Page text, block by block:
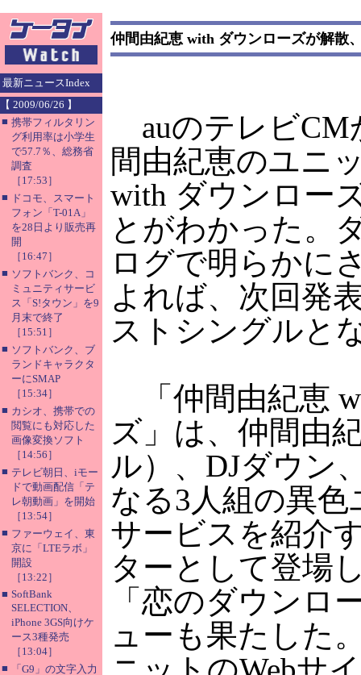
最新ニュースIndex
【 2009/06/26 】
■ 携帯フィルタリン
グ利用率は小学生
で57.7％、総務省
調査
［17:53］
■ ドコモ、スマート
フォン「T-01A」
を28日より販売再
開
［16:47］
■ ソフトバンク、コ
ミュニティサービ
ス「S!タウン」を9
月末で終了
［15:51］
■ ソフトバンク、ブ
ランドキャラクタ
ーにSMAP
［15:34］
■ カシオ、携帯での
閲覧にも対応した
画像変換ソフト
［14:56］
■ テレビ朝日、iモー
ドで動画配信「テ
レ朝動画」を開始
［13:54］
■ ファーウェイ、東
京に「LTEラボ」
開設
［13:22］
■ SoftBank
SELECTION、
iPhone 3GS向けケ
ース3種発売
［13:04］
■
「G9」の文字入力
仲間由紀恵 with ダウンローズが解散
auのテレビCM
間由紀恵のユニ
with ダウンロー
とがわかった。
ログで明らかに
よれば、次回発
ストシングルと
「仲間由紀恵
ズ」は、仲間由
ル）、DJダウン
なる3人組の異色
サービスを紹介
ターとして登場
「恋のダウンロ
ューも果たした